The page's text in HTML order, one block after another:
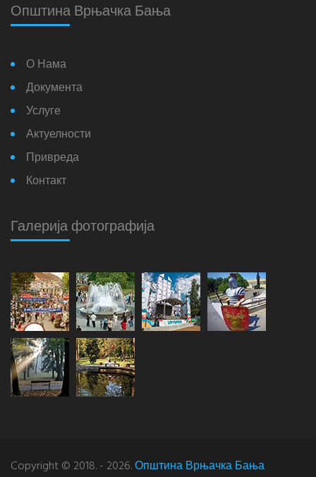
Општина Врњачка Бања
О Нама
Документа
Услуге
Актуелности
Привреда
Контакт
Галерија фотографија
Copyright © 2018. - 2026.Општина Врњачка Бања